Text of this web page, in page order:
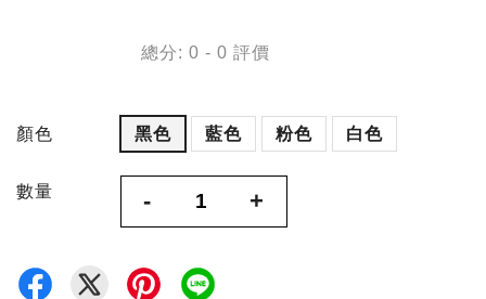
總分: 0 - 0 評價
顏色 黑色 藍色 粉色 白色
數量 - +